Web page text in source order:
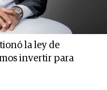
la ley de
invertir para